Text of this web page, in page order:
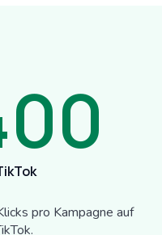
pro Kampagne auf